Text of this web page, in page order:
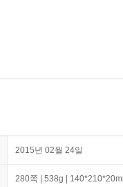
2015년 02월 24일
280쪽 | 538g |